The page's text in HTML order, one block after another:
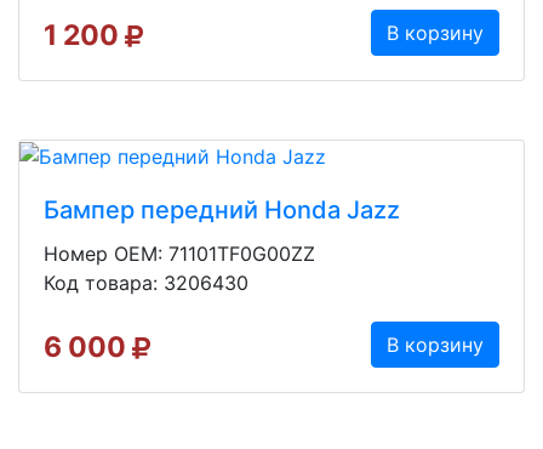
1 200 В корзину
Бампер передний Honda Jazz
Номер OEM: 71101TF0G00ZZ
Код товара: 3206430
6 000 В корзину